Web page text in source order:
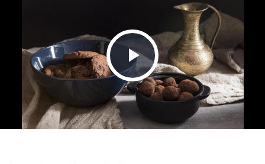
Play Video